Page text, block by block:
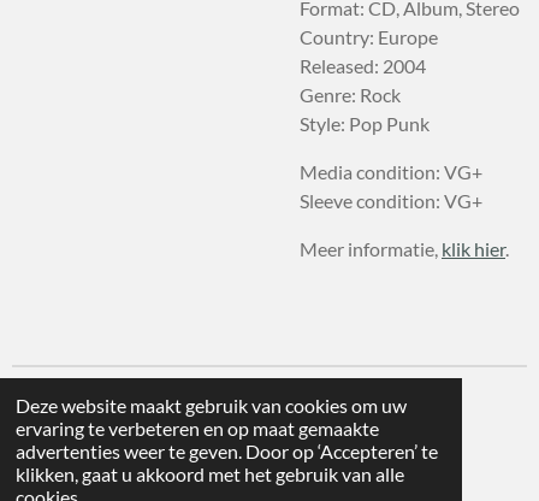
Deze website maakt gebruik van cookies om uw
ervaring te verbeteren en op maat gemaakte
advertenties weer te geven. Door op ‘Accepteren’ te
klikken, gaat u akkoord met het gebruik van alle
Format: CD, Album, Stereo
Country: Europe
Released: 2004
Genre: Rock
Style: Pop Punk
Media condition: VG+
Sleeve condition: VG+
Meer informatie, klik hier.